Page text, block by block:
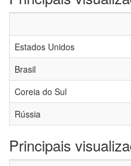
Estados Unidos
Brasil
Coreia do Sul
Rússia
Principais